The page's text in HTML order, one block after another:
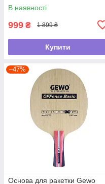
В наявності
999 ₴ 1 899 ₴
Купити
–47%
Основа для ракетки Gewo